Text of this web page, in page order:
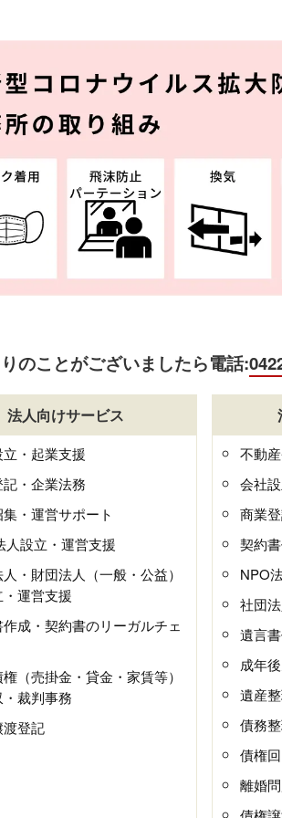
のことがございましたら電話:
法人向けサービス
・起業支援
・企業法務
・運営サポート
人設立・運営支援
・財団法人（一般・公益）
運営支援
成・契約書のリーガルチェ
（売掛金・貸金・家賃等）
裁判事務
登記
不動
会社
商業
契約
NPO
社団
遺言
成年
遺産
債務
債権
離婚